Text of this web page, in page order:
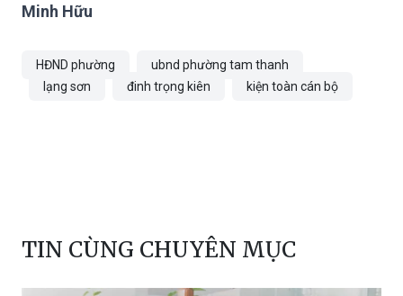
Minh Hữu
HĐND phường
ubnd phường tam thanh
lạng sơn
đinh trọng kiên kiện toàn cán bộ
TIN CÙNG CHUYÊN MỤC